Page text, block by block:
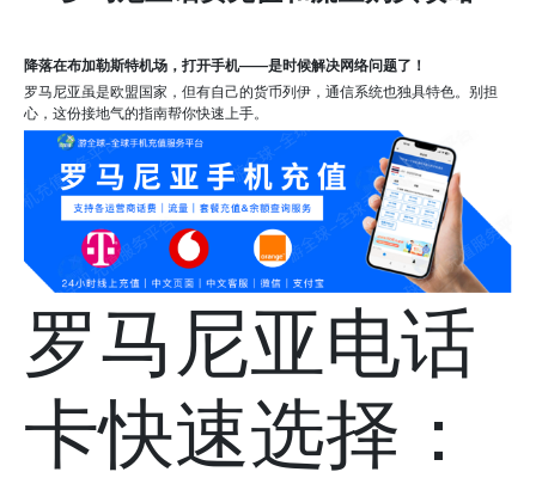
降落在布加勒斯特机场，打开手机——是时候解决网络问题了！
罗马尼亚虽是欧盟国家，但有自己的货币列伊，通信系统也独具特色。别担
心，这份接地气的指南帮你快速上手。
罗马尼亚电话
卡快速选择：